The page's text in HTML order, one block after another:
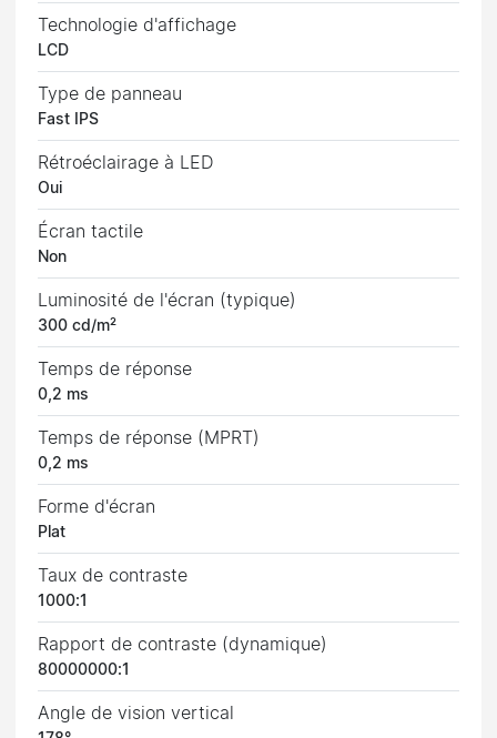
Technologie d'affichage
LCD
Type de panneau
Fast IPS
Rétroéclairage à LED
Oui
Écran tactile
Non
Luminosité de l'écran (typique)
300 cd/m²
Temps de réponse
0,2 ms
Temps de réponse (MPRT)
0,2 ms
Forme d'écran
Plat
Taux de contraste
1000:1
Rapport de contraste (dynamique)
80000000:1
Angle de vision vertical